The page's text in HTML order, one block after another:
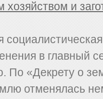
хозяйством и
в главный
По «Декрету о
отменялась